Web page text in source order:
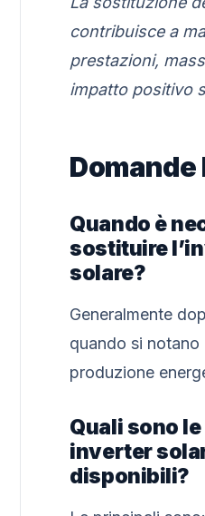
contribuisce a
prestazioni,
impatto positivo
Quando è
sostituire
solare?
Generalmente
quando si notano
produzione
Quali sono
inverter
disponibili?